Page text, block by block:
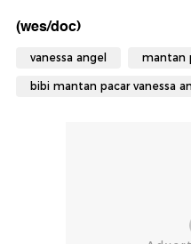
(wes/doc)
vanessa angel mantan
bibi mantan pacar vanessa